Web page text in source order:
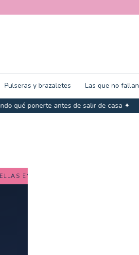
antes de salir de casa ✦
Pulseras y brazaletes Las que no fallan
GOOGLE MAPS ✦